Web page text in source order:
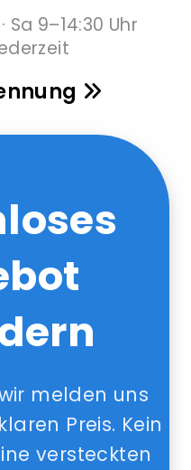
Sa 9–14:30 Uhr
melden uns
Preis. Kein
versteckten